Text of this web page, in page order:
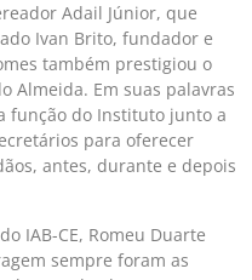
Adail Júnior, que
Ivan Brito, fundador e
também prestigiou o
Almeida. Em suas palavras
função do Instituto junto a
para oferecer
antes, durante e depois
IAB-CE, Romeu Duarte
sempre foram as